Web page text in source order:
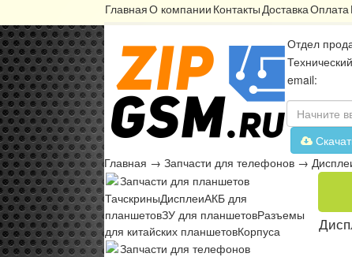
ГлавнаяО компании КонтактыДоставкаОплата
Отдел
email:
Главная → Запчасти для телефонов →
Запчасти для планшетов
ТачскриныДисплеиАКБ для
планшетовЗУ для планшетовРазъемы
для китайских планшетовКорпуса
Запчасти для телефонов